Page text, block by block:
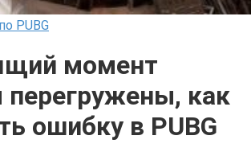
PUBG
момент
перегружены, как
ошибку в PUBG